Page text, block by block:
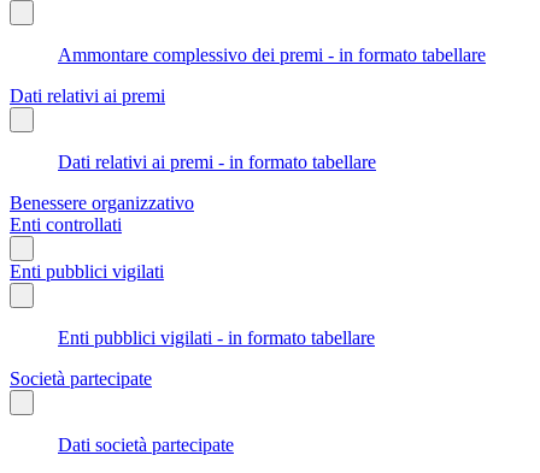
Ammontare complessivo dei premi - in formato tabellare
Dati relativi ai premi
Dati relativi ai premi - in formato tabellare
Benessere organizzativo
Enti controllati
Enti pubblici vigilati
Enti pubblici vigilati - in formato tabellare
Società partecipate
Dati società partecipate